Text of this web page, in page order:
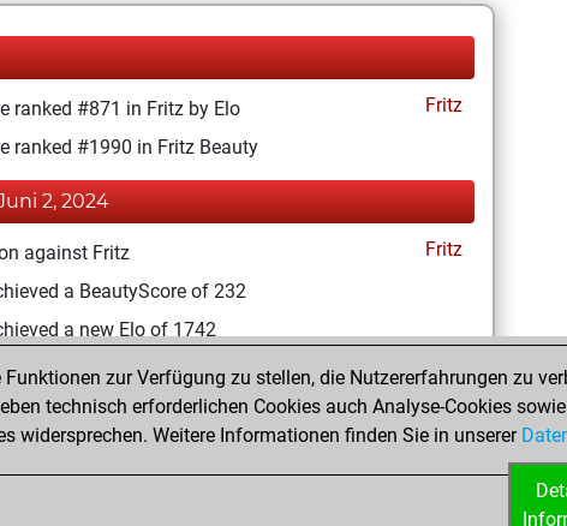
ranked #871 in Fritz by Elo
Fritz
ranked #1990 in Fritz Beauty
2, 2024
against Fritz
Fritz
a BeautyScore of 232
a new Elo of 1742
23, 2024
your Fritz account Fritz
zur Verfügung zu stellen, die Nutzererfahrungen zu
technisch erforderlichen Cookies auch Analyse-Cookies
widersprechen. Weitere Informationen finden Sie in unserer